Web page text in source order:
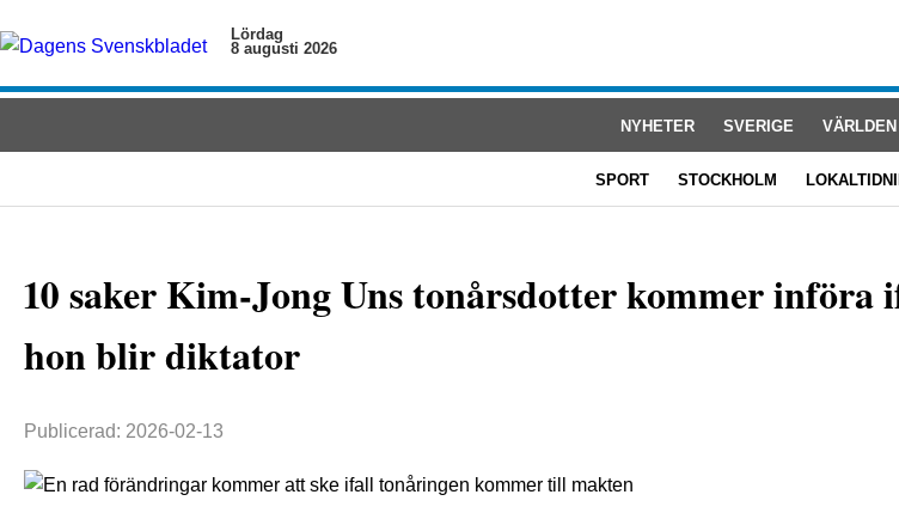
Lördag
8 augusti 2026
NYHETER SVERIGE VÄRLDEN
SPORT STOCKHOLM
10 saker Kim-Jong Uns tonårsdotter kommer införa
hon blir diktator
Publicerad: 2026-02-13